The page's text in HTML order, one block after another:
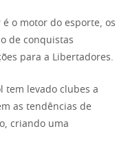
o motor do esporte, os
de conquistas
para a Libertadores.
tem levado clubes a
as tendências de
criando uma